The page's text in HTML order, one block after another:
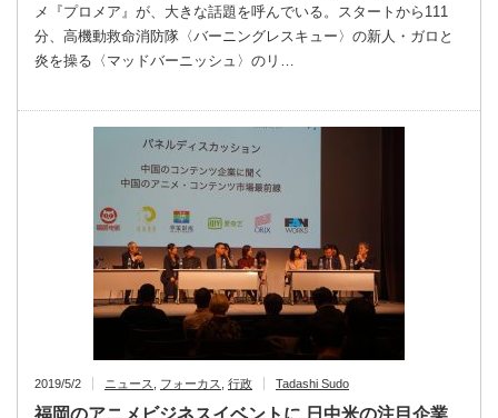
メ『プロメア』が、大きな話題を呼んでいる。スタートから111
分、高機動救命消防隊〈バーニングレスキュー〉の新人・ガロと
炎を操る〈マッドバーニッシュ〉のリ…
2019/5/2 ニュース フォーカス 行政 Tadashi Sudo
福岡のアニメビジネスイベントに 日中米の注目企業